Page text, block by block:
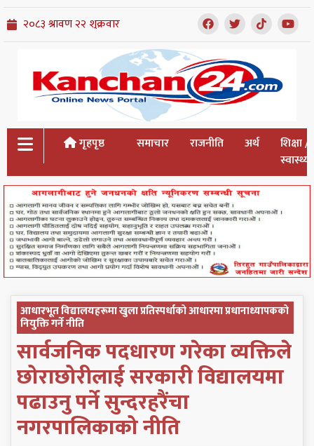
गृहपृष्ठ समाचार राजनीति अर्थ
शिक्षा /
स्वास्थ्य
आधारभूत विद्यालयहरूमा खुला प्रतिस्पर्धाको आधारमा प्रधानाध्यापकको
नियुक्ति गर्ने नीति
सार्वजनिक पदधारण गरेका व्यक्तिले
छोराछोरीलाई सरकारी विद्यालयमा
पढाउनु पर्ने सुन्दरहरैंचा
नगरपालिकाको नीति